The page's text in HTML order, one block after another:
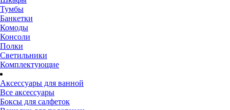
Тумбы
Банкетки
Комоды
Консоли
Полки
Светильники
Комплектующие
Аксессуары для ванной
Все аксессуары
Боксы для салфеток